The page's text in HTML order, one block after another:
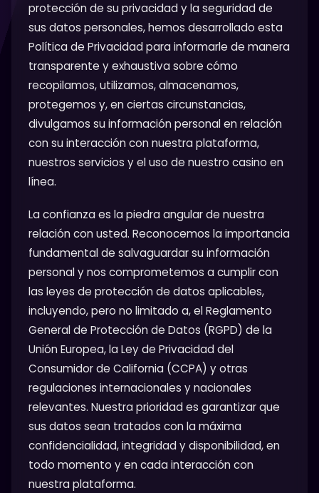
protección de su privacidad y la seguridad de
sus datos personales, hemos desarrollado esta
Política de Privacidad para informarle de manera
transparente y exhaustiva sobre cómo
recopilamos, utilizamos, almacenamos,
protegemos y, en ciertas circunstancias,
divulgamos su información personal en relación
con su interacción con nuestra plataforma,
nuestros servicios y el uso de nuestro casino en
línea.
La confianza es la piedra angular de nuestra
relación con usted. Reconocemos la importancia
fundamental de salvaguardar su información
personal y nos comprometemos a cumplir con
las leyes de protección de datos aplicables,
incluyendo, pero no limitado a, el Reglamento
General de Protección de Datos (RGPD) de la
Unión Europea, la Ley de Privacidad del
Consumidor de California (CCPA) y otras
regulaciones internacionales y nacionales
relevantes. Nuestra prioridad es garantizar que
sus datos sean tratados con la máxima
confidencialidad, integridad y disponibilidad, en
todo momento y en cada interacción con
nuestra plataforma.